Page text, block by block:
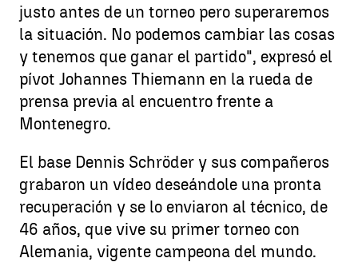
justo antes de un torneo pero superaremos
la situación. No podemos cambiar las cosas
y tenemos que ganar el partido", expresó el
pívot Johannes Thiemann en la rueda de
prensa previa al encuentro frente a
Montenegro.
El base Dennis Schröder y sus compañeros
grabaron un vídeo deseándole una pronta
recuperación y se lo enviaron al técnico, de
46 años, que vive su primer torneo con
Alemania, vigente campeona del mundo.